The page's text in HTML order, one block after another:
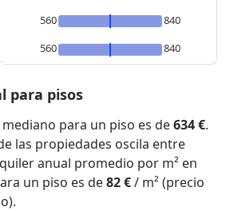
560
840
560
840
para pisos
para un piso es de634 €.
las propiedades oscila entre
anual promedio por m² en
un piso es de82 €/ m² (precio